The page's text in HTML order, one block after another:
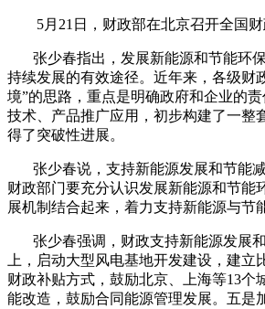
5月21日，财政部在北京召开全国财
张少春指出，发展新能源和节能环保
持续发展的有效途径。近年来，各级财
境”的思路，重点是明确政府和企业的
技术、产品推广应用，初步构建了一整
得了突破性进展。
张少春说，支持新能源发展和节能减
财政部门要充分认识发展新能源和节能
展机制结合起来，着力支持新能源与节
张少春强调，财政支持新能源发展和
上，启动大型风电基地开发建设，建
财政补贴方式，鼓励北京、上海等13
能改造，鼓励合同能源管理发展。五是